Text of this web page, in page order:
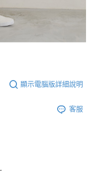
顯示電腦版詳細說明
客服